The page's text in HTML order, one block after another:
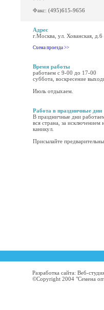
Факс: (495)615-9656
Адрес
г.Москва, ул. Хованская,
Схема проезда >>
Время работы
работаем с 9-00 до 17-00
суббота, воскресение
Июль отдыхаем.
Работа в праздничные дни
В праздничные дни
вся страна, за исключением
каникул.
Присылайте
Разработка сайта: Веб-
©Copyright 2004 "Семена